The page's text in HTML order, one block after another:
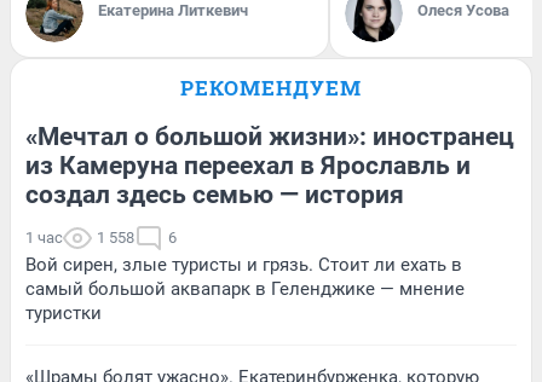
Екатерина Литкевич Олеся Усова
РЕКОМЕНДУЕМ
«Мечтал о большой жизни»: иностранец
из Камеруна переехал в Ярославль и
создал здесь семью — история
1 час 1 558 6
Вой сирен, злые туристы и грязь. Стоит ли ехать в
самый большой аквапарк в Геленджике — мнение
туристки
«Шрамы болят ужасно». Екатеринбурженка, которую